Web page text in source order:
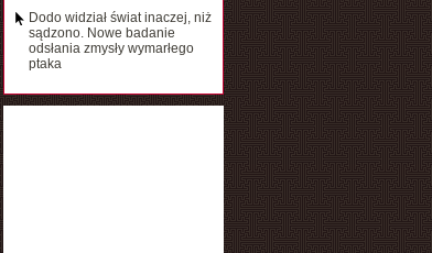
Dodo widział świat inaczej, niż
sądzono. Nowe badanie
odsłania zmysły wymarłego
ptaka